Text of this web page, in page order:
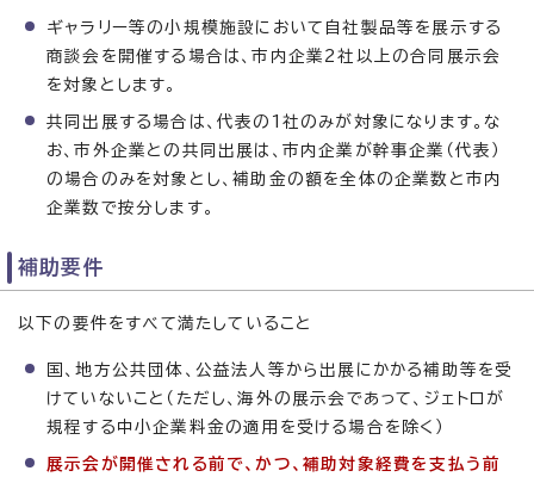
ギャラリー等の小規模施設において自社製品等を展示する
商談会を開催する場合は、市内企業2社以上の合同展示会
を対象とします。
共同出展する場合は、代表の1社のみが対象になります。な
お、市外企業との共同出展は、市内企業が幹事企業（代表）
の場合のみを対象とし、補助金の額を全体の企業数と市内
企業数で按分します。
補助要件
以下の要件をすべて満たしていること
国、地方公共団体、公益法人等から出展にかかる補助等を受
けていないこと（ただし、海外の展示会であって、ジェトロが
規程する中小企業料金の適用を受ける場合を除く）
展示会が開催される前で、かつ、補助対象経費を支払う前